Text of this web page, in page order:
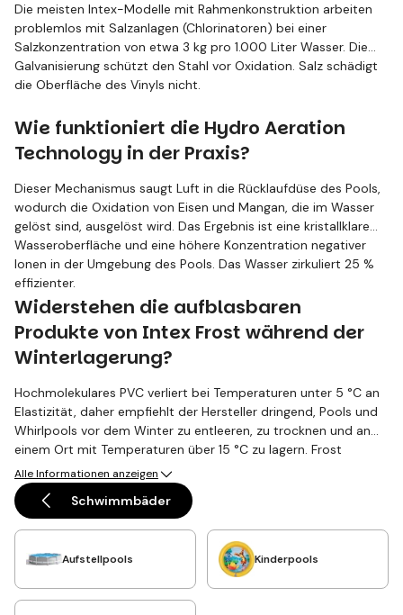
Die meisten Intex-Modelle mit Rahmenkonstruktion arbeiten
problemlos mit Salzanlagen (Chlorinatoren) bei einer
Salzkonzentration von etwa 3 kg pro 1.000 Liter Wasser. Die
Galvanisierung schützt den Stahl vor Oxidation. Salz schädigt
die Oberfläche des Vinyls nicht.
Wie funktioniert die Hydro Aeration
Technology in der Praxis?
Dieser Mechanismus saugt Luft in die Rücklaufdüse des Pools,
wodurch die Oxidation von Eisen und Mangan, die im Wasser
gelöst sind, ausgelöst wird. Das Ergebnis ist eine kristallklare
Wasseroberfläche und eine höhere Konzentration negativer
Ionen in der Umgebung des Pools. Das Wasser zirkuliert 25 %
effizienter.
Widerstehen die aufblasbaren
Produkte von Intex Frost während der
Winterlagerung?
Hochmolekulares PVC verliert bei Temperaturen unter 5 °C an
Elastizität, daher empfiehlt der Hersteller dringend, Pools und
Whirlpools vor dem Winter zu entleeren, zu trocknen und an
einem Ort mit Temperaturen über 15 °C zu lagern. Frost
verursacht Mikro-Risse an den Biegungen. Lagern Sie an einem
trockenen und warmen Ort.
Alle Informationen anzeigen
Schwimmbäder
Aufstellpools Kinderpools